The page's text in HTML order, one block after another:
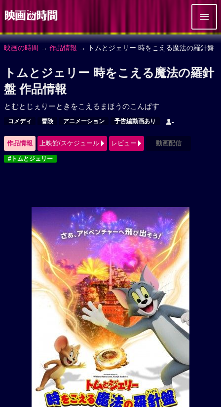
映画の時間 → 作品情報 → トムとジェリー 時をこえる魔法の羅針盤
トムとジェリー 時をこえる魔法の羅針
盤 作品情報
とむとじぇりーときをこえるまほうのこんぱす
コメディ 冒険 アニメーション 予告編動画あり -
作品情報 上映館/スケジュール レビュー 動画配信
#トムとジェリー